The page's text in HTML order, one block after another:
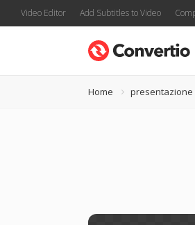
Video Editor Add Subtitles to Video
Home